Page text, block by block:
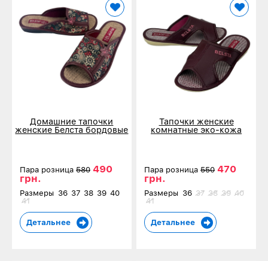
Домашние тапочки
женские Белста бордовые
с цветочным принтом 166
Пара розница 580 490
грн.
Размеры 36 37 38 39 40
41
Детальнее
Тапочки женские
комнатные эко-кожа
бордовые 837
Пара розница550 470
грн.
Размеры 36 37 38 39 40
41
Детальнее